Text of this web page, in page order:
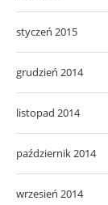
styczeń 2015
grudzień 2014
listopad 2014
październik 2014
wrzesień 2014